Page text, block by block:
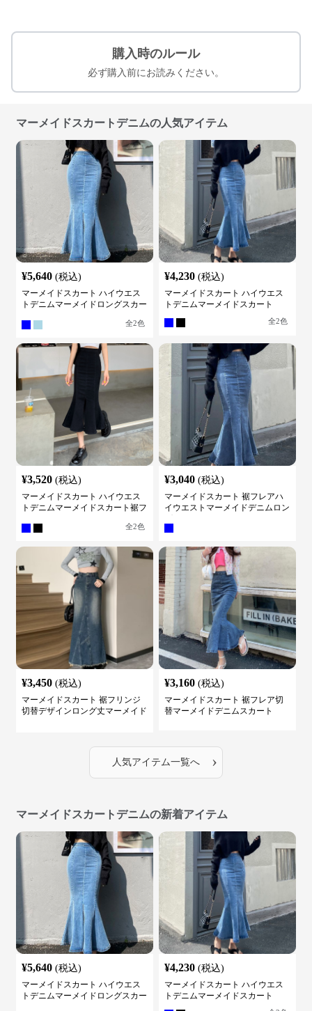
購入時のルール
必ず購入前にお読みください。
マーメイドスカートデニムの人気アイテム
¥5,640 (税込)
マーメイドスカート ハイウエス
トデニムマーメイドロングスカー
全2色
¥4,230 (税込)
マーメイドスカート ハイウエス
トデニムマーメイドスカート
全2色
¥3,520 (税込)
マーメイドスカート ハイウエス
トデニムマーメイドスカート裾フ
全2色
¥3,040 (税込)
マーメイドスカート 裾フレアハ
イウエストマーメイドデニムロン
¥3,450 (税込)
マーメイドスカート 裾フリンジ
切替デザインロング丈マーメイド
¥3,160 (税込)
マーメイドスカート 裾フレア切
替マーメイドデニムスカート
人気アイテム一覧へ ›
マーメイドスカートデニムの新着アイテム
¥5,640 (税込)
マーメイドスカート ハイウエス
トデニムマーメイドロングスカー
¥4,230 (税込)
マーメイドスカート ハイウエス
トデニムマーメイドスカート